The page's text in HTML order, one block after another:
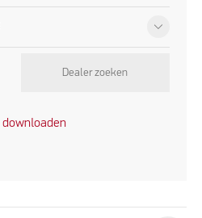
Dealer zoeken
downloaden